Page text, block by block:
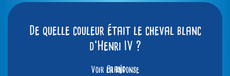
De quelle couleur était le cheval blanc
d’Henri IV ?
Voir la réponse
Blanc